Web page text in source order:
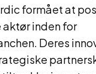
formået at
aktør inden for
Deres